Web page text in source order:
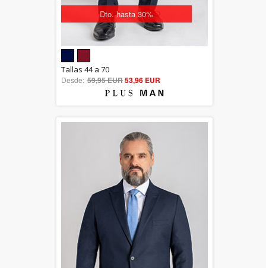
Dto. hasta 30%
out of 5
Tallas 44 a 70
Desde: 59,95 EUR53,96 EUR